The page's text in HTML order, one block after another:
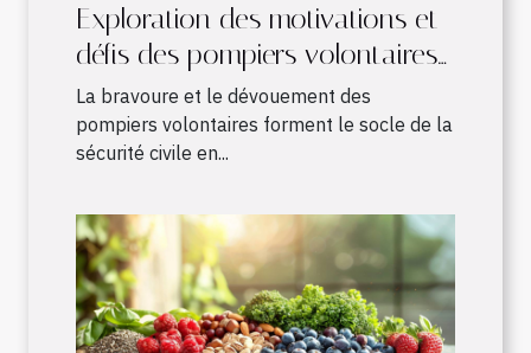
Exploration des motivations et
défis des pompiers volontaires
en France
La bravoure et le dévouement des
pompiers volontaires forment le socle de la
sécurité civile en...